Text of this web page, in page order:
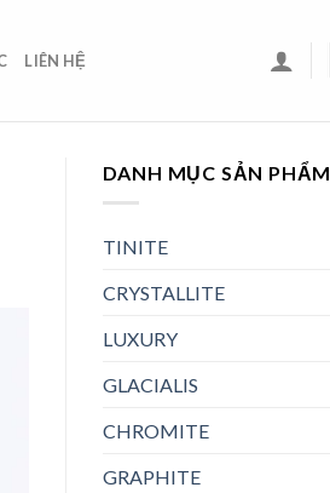
LIÊN HỆ
DANH MỤC SẢN PHẨM
TINITE
CRYSTALLITE
LUXURY
GLACIALIS
CHROMITE
GRAPHITE